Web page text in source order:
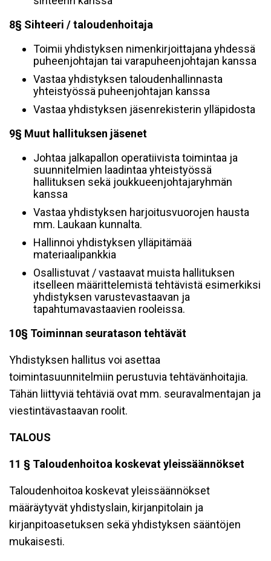
8§ Sihteeri / taloudenhoitaja
Toimii yhdistyksen nimenkirjoittajana yhdessä
puheenjohtajan tai varapuheenjohtajan kanssa
Vastaa yhdistyksen taloudenhallinnasta
yhteistyössä puheenjohtajan kanssa
Vastaa yhdistyksen jäsenrekisterin ylläpidosta
9§ Muut hallituksen jäsenet
Johtaa jalkapallon operatiivista toimintaa ja
suunnitelmien laadintaa yhteistyössä
hallituksen sekä joukkueenjohtajaryhmän
kanssa
Vastaa yhdistyksen harjoitusvuorojen hausta
mm. Laukaan kunnalta.
Hallinnoi yhdistyksen ylläpitämää
materiaalipankkia
Osallistuvat / vastaavat muista hallituksen
itselleen määrittelemistä tehtävistä esimerkiksi
yhdistyksen varustevastaavan ja
tapahtumavastaavien rooleissa.
10§ Toiminnan seuratason tehtävät
Yhdistyksen hallitus voi asettaa
toimintasuunnitelmiin perustuvia tehtävänhoitajia.
Tähän liittyviä tehtäviä ovat mm. seuravalmentajan ja
viestintävastaavan roolit.
TALOUS
11 § Taloudenhoitoa koskevat yleissäännökset
Taloudenhoitoa koskevat yleissäännökset
määräytyvät yhdistyslain, kirjanpitolain ja
kirjanpitoasetuksen sekä yhdistyksen sääntöjen
mukaisesti.